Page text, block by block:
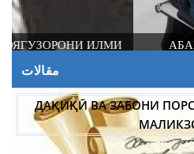
АБАРМАРДИ ИЛМИ
مقالات
ДАҚИҚӢ ВА ЗАБОНИ